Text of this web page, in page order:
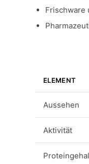
Frischware
ELEMENT
Aussehen
Aktivität